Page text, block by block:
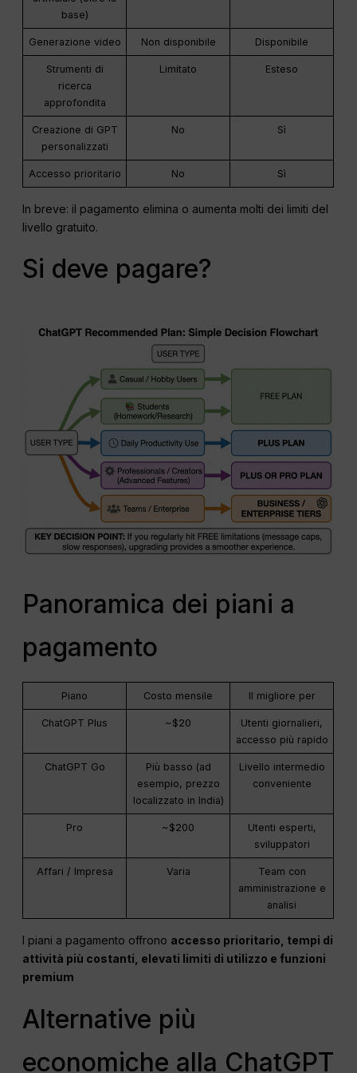
base)
Generazione video Non disponibile Disponibile
Strumenti di
ricerca
approfondita
Limitato Esteso
Creazione di GPT
personalizzati
No Sì
Accesso prioritario No Sì
In breve: il pagamento elimina o aumenta molti dei limiti del
livello gratuito.
Si deve pagare?
Panoramica dei piani a
pagamento
Piano Costo mensile Il migliore per
ChatGPT Plus ~$20
Utenti giornalieri,
accesso più rapido
ChatGPT Go
Più basso (ad
esempio, prezzo
localizzato in India)
Livello intermedio
conveniente
Pro ~$200
Utenti esperti,
sviluppatori
Affari / Impresa Varia
Team con
amministrazione e
analisi
I piani a pagamento offrono accesso prioritario, tempi di
attività più costanti, elevati limiti di utilizzo e funzioni
premium
Alternative più
economiche alla ChatGPT